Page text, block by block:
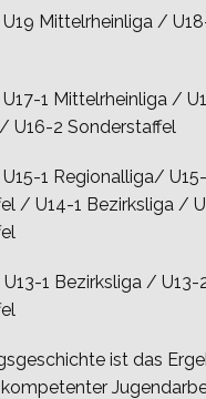
U19 Mittelrheinliga /
U17-1 Mittelrheinliga /
U16-2 Sonderstaffel
U15-1 Regionalliga/
/ U14-1 Bezirksliga /
U13-1 Bezirksliga / U13-
ist das